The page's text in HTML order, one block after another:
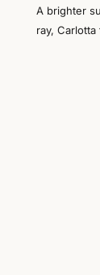
A brighter
ray,